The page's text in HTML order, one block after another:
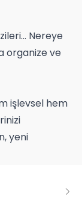
Nereye
organize ve
işlevsel hem
yeni